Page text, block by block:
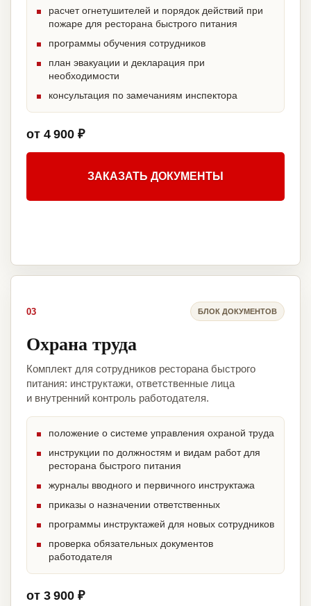
расчет огнетушителей и порядок действий при
пожаре для ресторана быстрого питания
программы обучения сотрудников
план эвакуации и декларация при
необходимости
консультация по замечаниям инспектора
от 4 900 ₽
ЗАКАЗАТЬ ДОКУМЕНТЫ
03 БЛОК ДОКУМЕНТОВ
Охрана труда
Комплект для сотрудников ресторана быстрого
питания: инструктажи, ответственные лица
и внутренний контроль работодателя.
положение о системе управления охраной труда
инструкции по должностям и видам работ для
ресторана быстрого питания
журналы вводного и первичного инструктажа
приказы о назначении ответственных
программы инструктажей для новых сотрудников
проверка обязательных документов
работодателя
от 3 900 ₽